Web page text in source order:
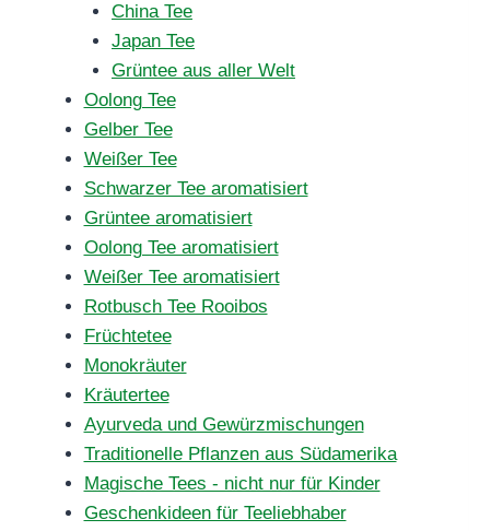
China Tee
Japan Tee
Grüntee aus aller Welt
Oolong Tee
Gelber Tee
Weißer Tee
Schwarzer Tee aromatisiert
Grüntee aromatisiert
Oolong Tee aromatisiert
Weißer Tee aromatisiert
Rotbusch Tee Rooibos
Früchtetee
Monokräuter
Kräutertee
Ayurveda und Gewürzmischungen
Traditionelle Pflanzen aus Südamerika
Magische Tees - nicht nur für Kinder
Geschenkideen für Teeliebhaber